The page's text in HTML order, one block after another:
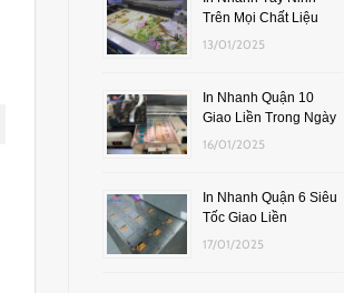
Trên Mọi Chất Liệu
13/01/2025
In Nhanh Quận 10
Giao Liền Trong Ngày
16/01/2025
In Nhanh Quận 6 Siêu
Tốc Giao Liền
17/01/2025